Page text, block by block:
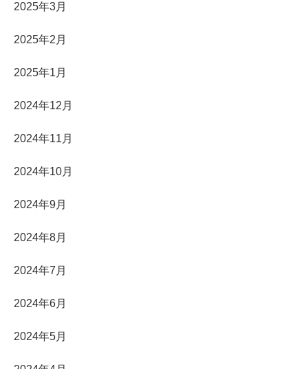
2025年3月
2025年2月
2025年1月
2024年12月
2024年11月
2024年10月
2024年9月
2024年8月
2024年7月
2024年6月
2024年5月